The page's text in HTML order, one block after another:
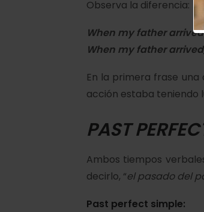
Observa la diferencia:
When my fatherarrived
When my fatherarrived
En la primera frase
acción estaba teniendo
PAST
Ambos tiempos
decirlo, “el pasado del
Past perfect simple: